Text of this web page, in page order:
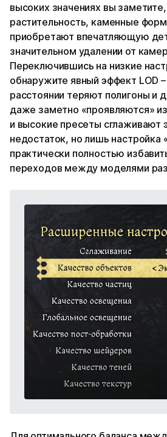
высоких значениях вы
растительность, каменные
приобретают впечатляющую
значительном удалении от
Переключившись на низкие
обнаружите явный эффект LOD
расстоянии теряют полигоны и
даже заметно «проявляются»
и высокие пресеты сглаживают
недостаток, но лишь настройка
практически полностью
переходов между моделями